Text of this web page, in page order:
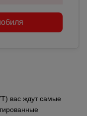
вас ждут самые